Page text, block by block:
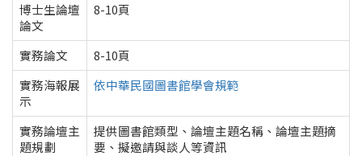
博士生論壇
論文
8-10頁
實務論文 8-10頁
實務海報展
示
依中華民國圖書館學會規範
實務論壇主
題規劃
提供圖書館類型、論壇主題名稱、論壇主題摘
要、擬邀請與談人等資訊